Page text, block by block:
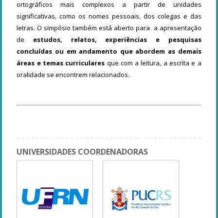
ortográficos mais complexos a partir de unidades
significativas, como os nomes pessoais, dos colegas e das
letras. O simpósio também está aberto para a apresentação
de estudos, relatos, experiências e pesquisas
concluídas ou em andamento que abordem as demais
áreas e temas curriculares que com a leitura, a escrita e a
oralidade se encontrem relacionados.
UNIVERSIDADES COORDENADORAS